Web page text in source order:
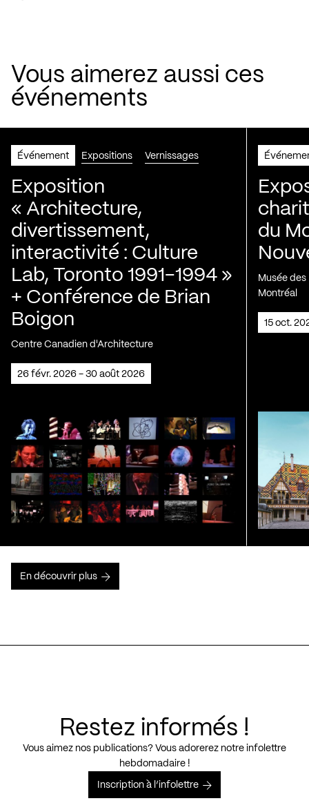
Vous aimerez aussi ces
événements
Événement Expositions Vernissages
Exposition
« Architecture,
divertissement,
interactivité : Culture
Lab, Toronto 1991-1994 »
+ Conférence de Brian
Boigon
Centre Canadien d'Architecture
26 févr. 2026 - 30 août 2026
du
Musée
Montréal
15 oct.
En découvrir plus
Restez informés !
Vous aimez nos publications? Vous adorerez notre infolettre
hebdomadaire !
Inscription à l’infolettre